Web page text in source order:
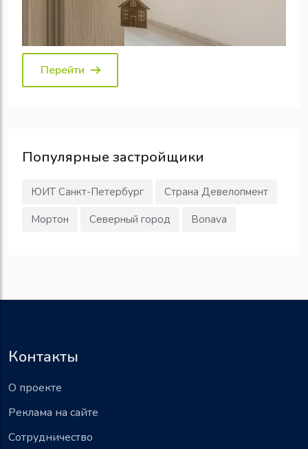
Перейти
Популярные застройщики
ЮИТ Санкт-Петербург
Страна Девелопмент
Мортон
Северный город Bonava
Контакты
О проекте
Реклама на сайте
Сотрудничество